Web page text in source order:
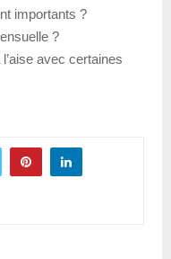
importants ?
?
avec certaines